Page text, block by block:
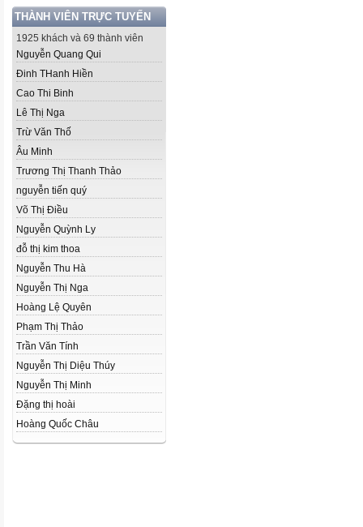
THÀNH VIÊN TRỰC TUYẾN
1925 khách và 69 thành viên
Nguyễn Quang Qui
Đinh THanh Hiền
Cao Thi Binh
Lê Thị Nga
Trừ Văn Thố
Âu Minh
Trương Thị Thanh Thảo
nguyễn tiến quý
Võ Thị Điều
Nguyễn Quỳnh Ly
đỗ thị kim thoa
Nguyễn Thu Hà
Nguyễn Thị Nga
Hoàng Lệ Quyên
Phạm Thị Thảo
Trần Văn Tính
Nguyễn Thị Diệu Thúy
Nguyễn Thị Minh
Đặng thị hoài
Hoàng Quốc Châu